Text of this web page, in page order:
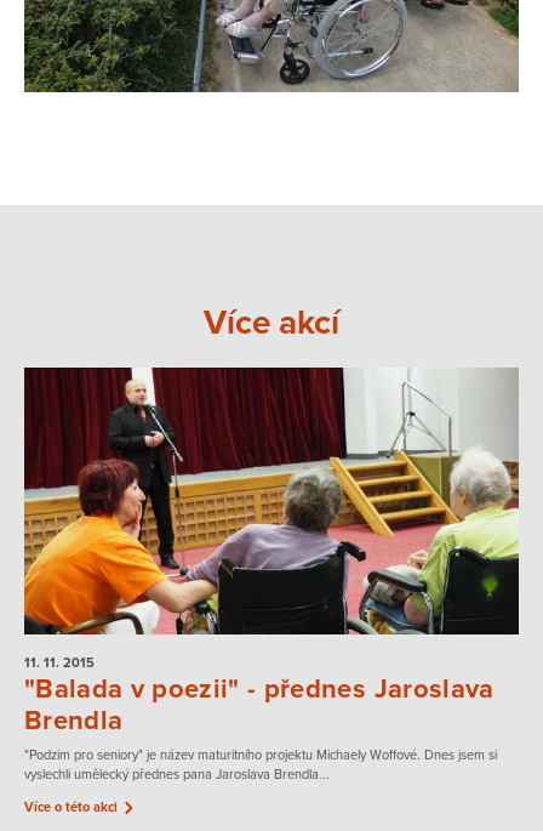
Více akcí
11. 11. 2015
"Balada v poezii" - přednes Jaroslava
Brendla
"Podzim pro seniory" je název maturitního projektu Michaely Woffové. Dnes jsem si
vyslechli umělecký přednes pana Jaroslava Brendla...
Více o této akci